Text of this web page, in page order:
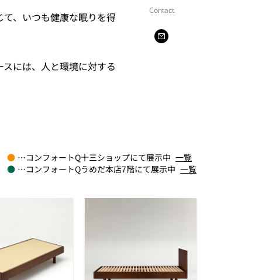
、いつも健康な眠りを得
には、人と環境に対する
Contact
● …コンフォートQ十三ショップにて展示中 一覧
● …コンフォートQうめだ本店7階にて展示中 一覧